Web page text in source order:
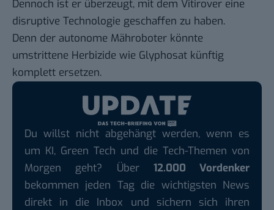
Dennoch ist er überzeugt, mit dem Vitirover eine
disruptive Technologie geschaffen zu haben.
Denn der autonome Mähroboter könnte
umstrittene Herbizide wie Glyphosat künftig
komplett ersetzen.
Du willst nicht abgehängt werden, wenn es
um KI, Green Tech und die Tech-Themen von
Morgen geht? Über 12.000 Vordenker
bekommen jeden Tag die wichtigsten News
direkt in die Inbox und sichern sich ihren